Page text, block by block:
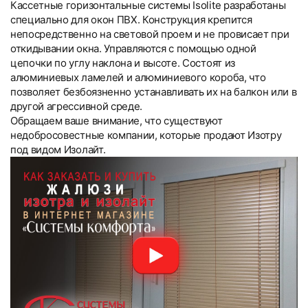
Кассетные горизонтальные системы Isolite разработаны
специально для окон ПВХ. Конструкция крепится
непосредственно на световой проем и не провисает при
откидывании окна. Управляются с помощью одной
цепочки по углу наклона и высоте. Состоят из
алюминиевых ламелей и алюминиевого короба, что
позволяет безбоязненно устанавливать их на балкон или в
другой агрессивной среде.
Обращаем ваше внимание, что существуют
недобросовестные компании, которые продают Изотру
под видом Изолайт.